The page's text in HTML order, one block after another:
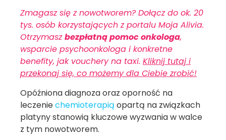
Zmagasz się z nowotworem? Dołącz do ok. 20
tys. osób korzystających z portalu Moja Alivia.
Otrzymaszbezpłatną pomoc onkologa,
wsparcie psychoonkologa i konkretne
benefity, jak vouchery na taxi. Kliknij tutaj i
przekonaj się, co możemy dla Ciebie zrobić!
Opóźniona diagnoza oraz oporność na
leczeniechemioterapią opartą na związkach
platyny stanowią kluczowe wyzwania w walce
z tym nowotworem.